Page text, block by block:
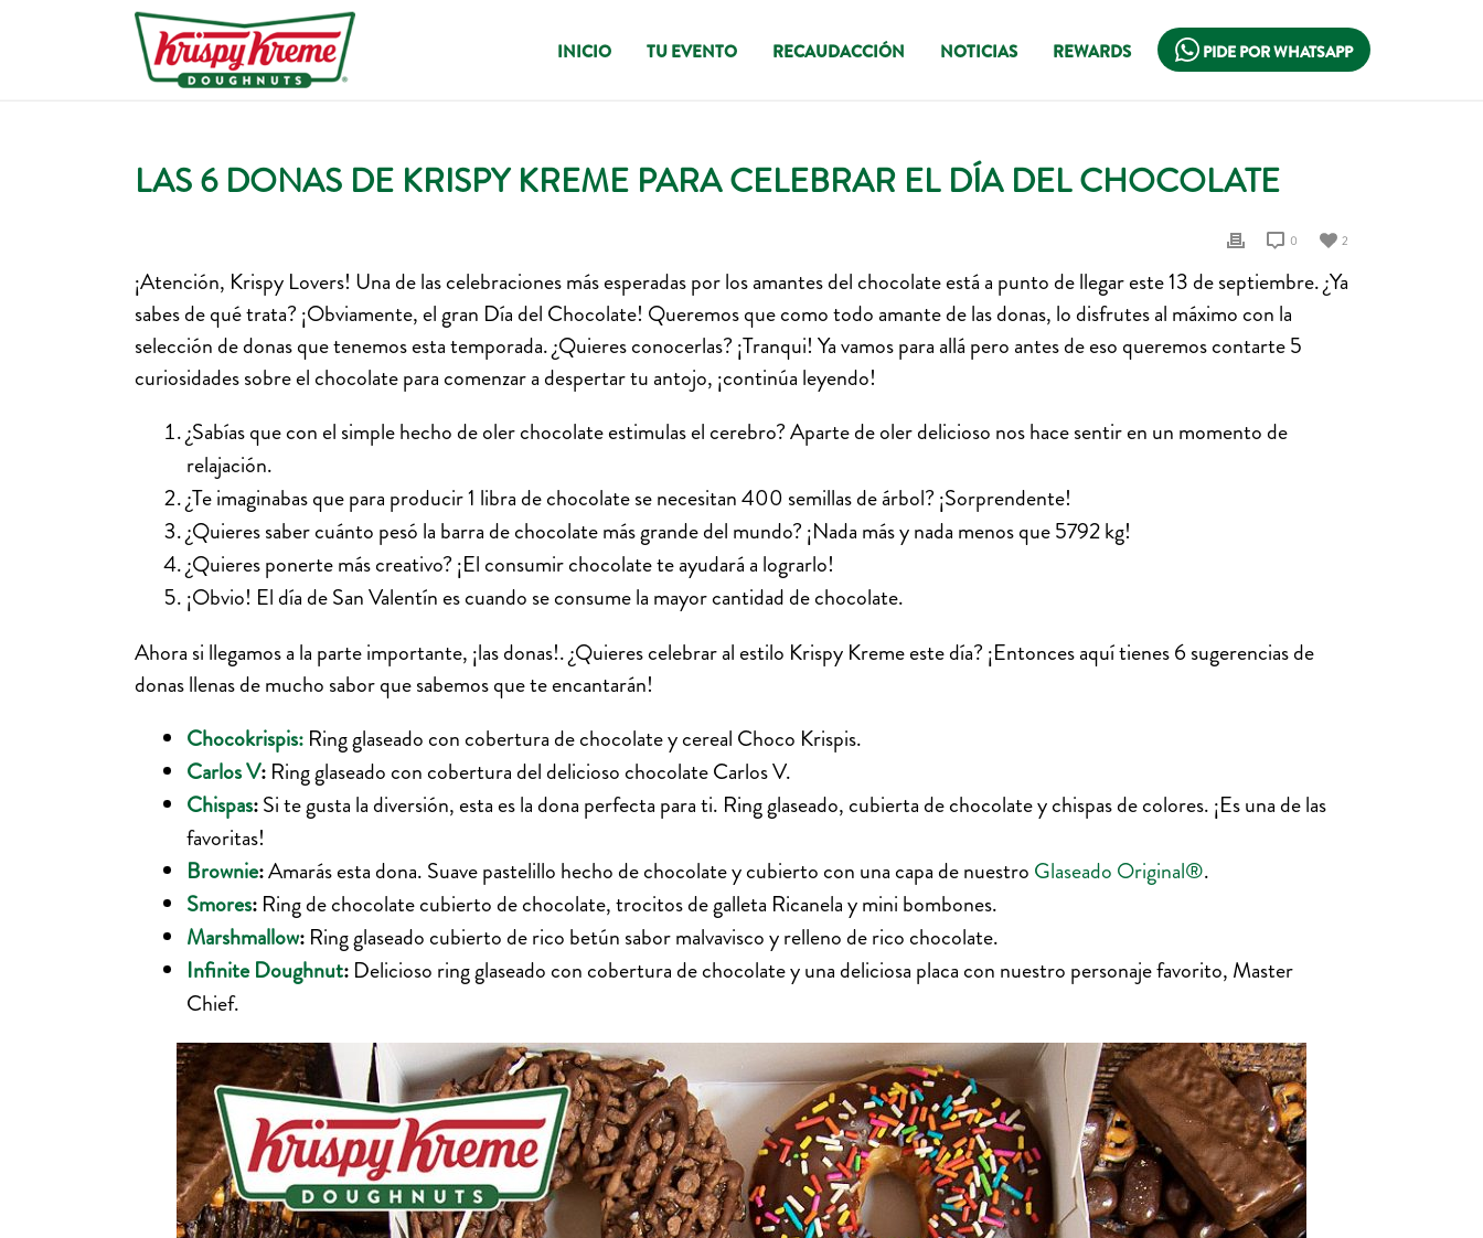
INICIO TU EVENTO RECAUDACCIÓN NOTICIAS REWARDS PIDE POR WHATSAPP
LAS 6 DONAS DE KRISPY KREME PARA CELEBRAR EL DÍA DEL CHOCOLATE
2
0
¡Atención, Krispy Lovers! Una de las celebraciones más esperadas por los amantes del chocolate está a punto de llegar este 13 de septiembre. ¿Ya
sabes de qué trata? ¡Obviamente, el gran Día del Chocolate! Queremos que como todo amante de las donas, lo disfrutes al máximo con la
selección de donas que tenemos esta temporada. ¿Quieres conocerlas? ¡Tranqui! Ya vamos para allá pero antes de eso queremos contarte 5
curiosidades sobre el chocolate para comenzar a despertar tu antojo, ¡continúa leyendo!
¿Sabías que con el simple hecho de oler chocolate estimulas el cerebro? Aparte de oler delicioso nos hace sentir en un momento de
relajación.
¿Te imaginabas que para producir 1 libra de chocolate se necesitan 400 semillas de árbol? ¡Sorprendente!
¿Quieres saber cuánto pesó la barra de chocolate más grande del mundo? ¡Nada más y nada menos que 5792 kg!
¿Quieres ponerte más creativo? ¡El consumir chocolate te ayudará a lograrlo!
¡Obvio! El día de San Valentín es cuando se consume la mayor cantidad de chocolate.
Ahora si llegamos a la parte importante, ¡las donas!. ¿Quieres celebrar al estilo Krispy Kreme este día? ¡Entonces aquí tienes 6 sugerencias de
donas llenas de mucho sabor que sabemos que te encantarán!
Chocokrispis: Ring glaseado con cobertura de chocolate y cereal Choco Krispis.
Carlos V: Ring glaseado con cobertura del delicioso chocolate Carlos V.
Chispas:Si te gusta la diversión, esta es la dona perfecta para ti. Ring glaseado, cubierta de chocolate y chispas de colores. ¡Es una de las
favoritas!
Brownie:Amarás esta dona. Suave pastelillo hecho de chocolate y cubierto con una capa de nuestro Glaseado Original®.
Smores: Ring de chocolate cubierto de chocolate, trocitos de galleta Ricanela y mini bombones.
Marshmallow: Ring glaseado cubierto de rico betún sabor malvavisco y relleno de rico chocolate.
Infinite Doughnut: Delicioso ring glaseado con cobertura de chocolate y una deliciosa placa con nuestro personaje favorito, Master
Chief.